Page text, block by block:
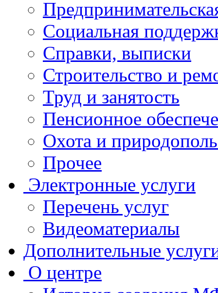
Социальная
Справки, выписки
Строительство и
Труд и занятость
Пенсионное
Охота и
Прочее
Электронные услуги
Перечень услуг
Видеоматериалы
Дополнительные
О центре